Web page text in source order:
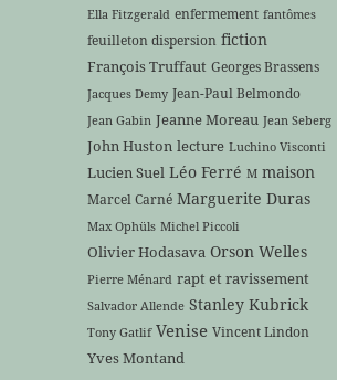
Ella Fitzgerald enfermement fantômes
feuilleton dispersion fiction
François Truffaut Georges Brassens
Jacques Demy Jean-Paul Belmondo
Jean Gabin Jeanne Moreau Jean Seberg
John Huston lecture Luchino Visconti
Lucien Suel Léo Ferré M maison
Marcel Carné Marguerite Duras
Max Ophüls Michel Piccoli
Olivier Hodasava Orson Welles
Pierre Ménard rapt et ravissement
Salvador Allende Stanley Kubrick
Tony Gatlif Venise Vincent Lindon
Yves Montand